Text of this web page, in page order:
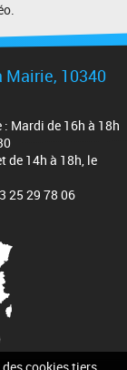
Mairie, 10340
Mardi de 16h à 18h
de 14h à 18h, le
25 29 78 06